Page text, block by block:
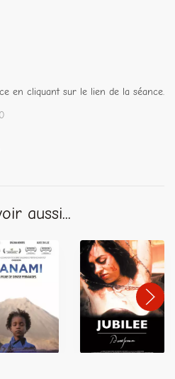
en cliquant sur le lien de la séance.
aussi...